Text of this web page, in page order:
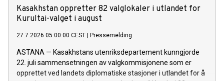
kunnskap om landets arkeologiske arv og bidrar til langsiktig
bevaring.
Kasakhstan oppretter 82 valglokaler i utlandet for
Kurultai-valget i august
27.7.2026 05:00:00 CEST Pressemelding
ASTANA — Kasakhstans utenriksdepartement kunngjorde
22. juli sammensetningen av valgkommisjonene som er
opprettet ved landets diplomatiske stasjoner i utlandet for å